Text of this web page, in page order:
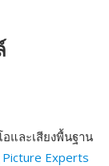
และเสียงพื้นฐาน
Picture Experts